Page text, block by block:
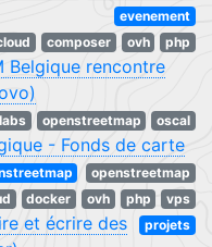
evenement
composer ovh php
Belgique rencontre
openstreetmap oscal
- Fonds de carte
openstreetmap
docker ovh php
vps
projets
et écrire des